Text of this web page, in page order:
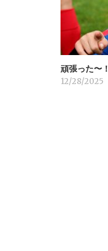
シ
ョ
ン
頑張った〜！
12/28/2025